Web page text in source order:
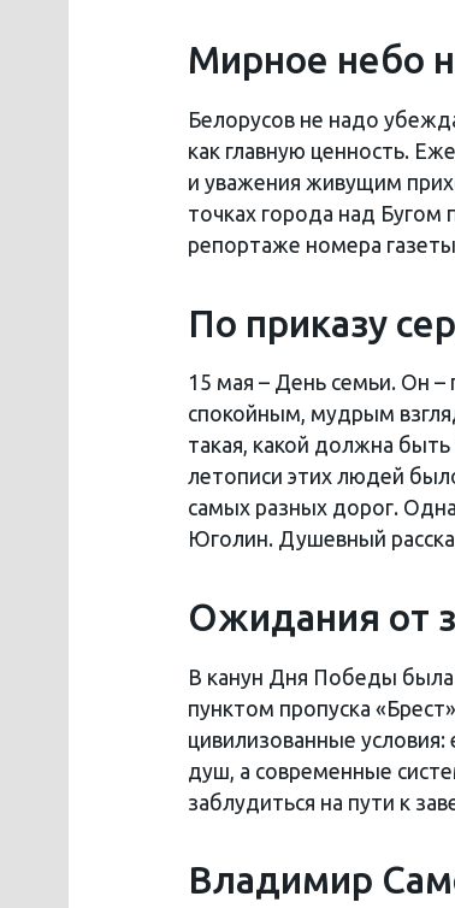
Мирное небо
Белорусов не надо
как главную ценность.
и уважения живущим
точках города над
репортаже номера
По приказу
15 мая – День семьи. Он –
спокойным, мудрым
такая, какой должна
летописи этих людей
самых разных дорог.
Юголин. Душевный
Ожидания от
В канун Дня Победы была
пунктом пропуска
цивилизованные
душ, а современные
заблудиться на пути к
Владимир